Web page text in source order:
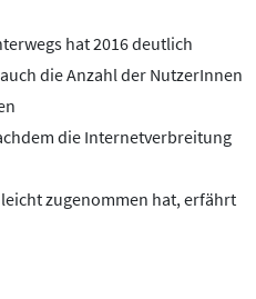
hat 2016 deutlich
die Anzahl der NutzerInnen
die Internetverbreitung
zugenommen hat, erfährt